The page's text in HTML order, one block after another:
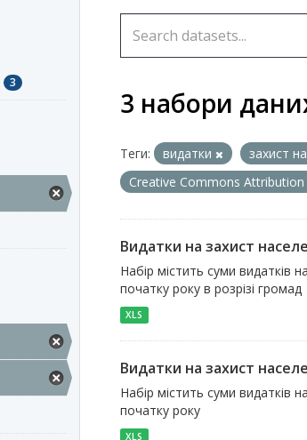
3
3 набори
Теги: видатки захист
Creative Commons Attribution
Видатки на захист
Набір містить суми видатків
початку року в розрізі громад
XLS
Видатки на захист
Набір містить суми видатків
початку року
XLS